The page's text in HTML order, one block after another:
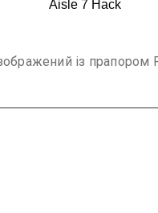
із прапором